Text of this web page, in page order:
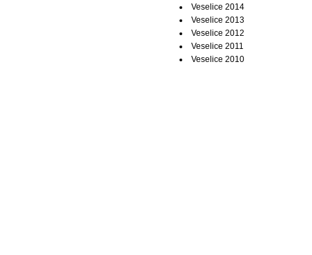
Veselice 2014
Veselice 2013
Veselice 2012
Veselice 2011
Veselice 2010